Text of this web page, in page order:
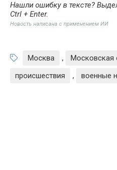
Нашли ошибку в тексте?
Ctrl + Enter.
Новость написана с применением ИИ
Москва , Московская
происшествия
, военные